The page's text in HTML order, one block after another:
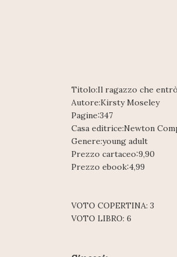
Titolo:Il ragazzo che
Autore:Kirsty Moseley
Pagine:347
Casa editrice:Newton
Genere:young adult
Prezzo cartaceo:9,90
Prezzo ebook:4,99
VOTO COPERTINA: 3
VOTO LIBRO: 6